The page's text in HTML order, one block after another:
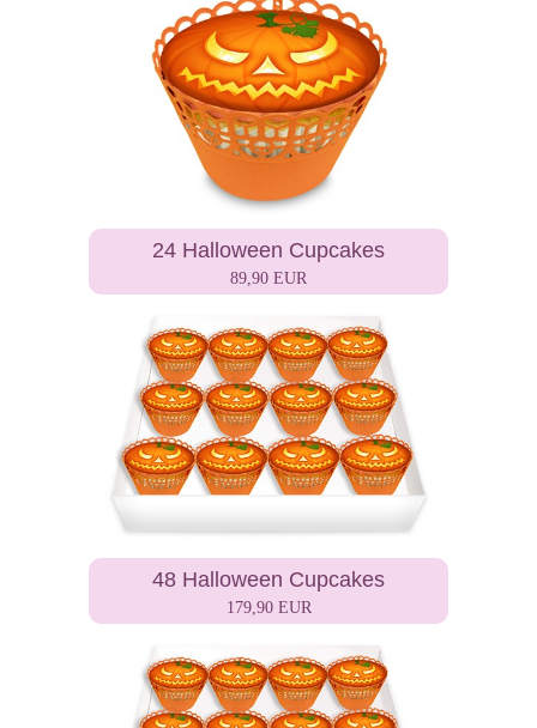
24 Halloween Cupcakes
89,90 EUR
48 Halloween Cupcakes
179,90 EUR